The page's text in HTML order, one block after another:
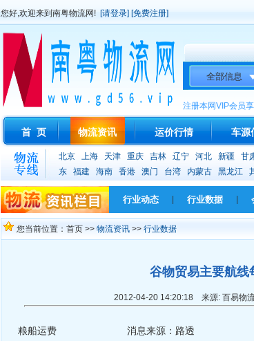
您好,欢迎来到南粤物流网! [请登录] [免费注册]
注册本网VIP会员
首 页 物流资讯 运价行情 车源
北京 上海 天津 重庆 吉林 辽宁 河北 新疆 甘
东
福建 海南 香港 澳门 台湾 内蒙古 黑龙江
行业动态 行业数据
您当前位置：首页 >> 物流资讯 >> 行业数据
谷物贸易主要航线
2012-04-20 14:20:18 来源: 百易物
粮船运费 消息来源：路透 单